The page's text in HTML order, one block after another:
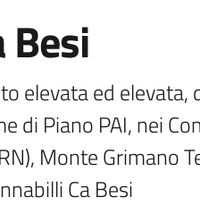
Besi
elevata ed elevata,
di Piano PAI, nei
Monte Grimano
Ca Besi